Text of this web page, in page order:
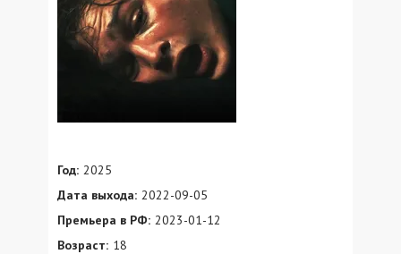
Год: 2025
Дата выхода: 2022-09-05
Премьера в РФ: 2023-01-12
Возраст: 18